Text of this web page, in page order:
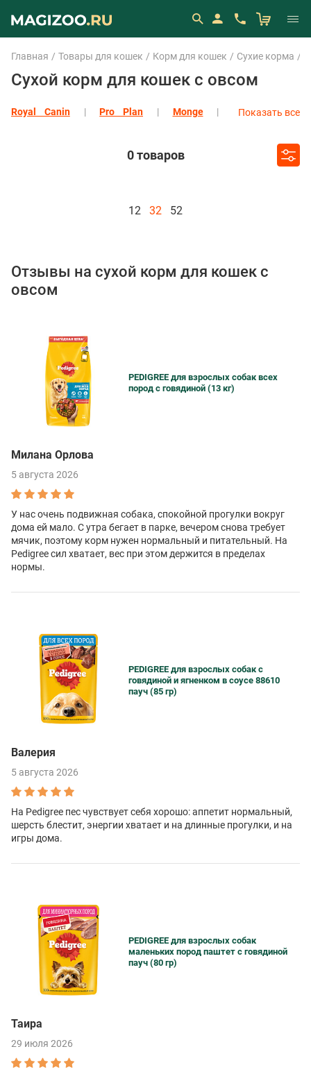
Главная Товары для кошек Корм для кошек Сухие корма
Сухой корм для кошек с овсом
Royal Canin Pro Plan
Monge
Показать все
0 товаров
12 32 52
Отзывы на сухой корм для кошек с
овсом
PEDIGREE для взрослых собак всех
пород с говядиной (13 кг)
Милана Орлова
5 августа 2026
У нас очень подвижная собака, спокойной прогулки вокруг
дома ей мало. С утра бегает в парке, вечером снова требует
мячик, поэтому корм нужен нормальный и питательный. На
Pedigree сил хватает, вес при этом держится в пределах
нормы.
PEDIGREE для взрослых собак с
говядиной и ягненком в соусе 88610
пауч (85 гр)
Валерия
5 августа 2026
На Pedigree пес чувствует себя хорошо: аппетит нормальный,
шерсть блестит, энергии хватает и на длинные прогулки, и на
игры дома.
PEDIGREE для взрослых собак
маленьких пород паштет с говядиной
пауч (80 гр)
Таира
29 июля 2026